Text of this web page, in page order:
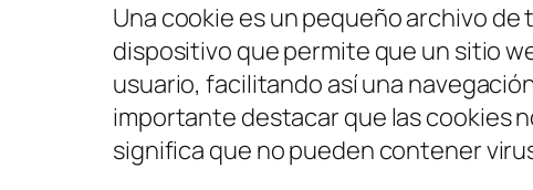
Una cookie es un pequeño archivo
dispositivo que permite que un sitio
usuario, facilitando así una
importante destacar que las cookies
significa que no pueden contener